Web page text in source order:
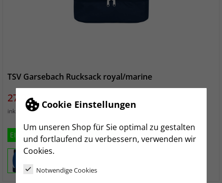
Cookie Einstellungen
Um unseren Shop für Sie optimal zu gestalten
und fortlaufend zu verbessern, verwenden wir
Cookies.
Notwendige Cookies
TSV Garsebach Rucksack royal/marine
Preis
27,99 €
inkl. MwSt. zzgl. Versand
EINHEITSGRÖSSE (CA. 32 LITER)